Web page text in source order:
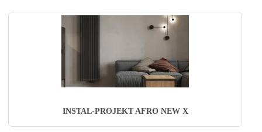
INSTAL-PROJEKT AFRO NEW X